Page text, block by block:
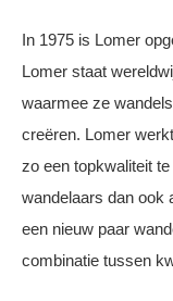
In 1975 is Lomer
Lomer staat
waarmee ze
creëren. Lomer
zo een topkwaliteit
wandelaars dan ook
een nieuw paar
combinatie tussen